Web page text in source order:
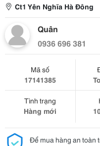
Ct1 Yên Nghĩa Hà Đông
Quân
0936 696 381
Mã số
17141385
Tình trạng
Hàng mới
Để mua hàng an toàn